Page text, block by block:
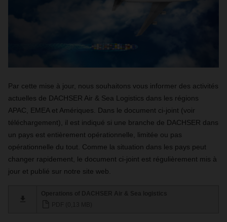
Par cette mise à jour, nous souhaitons vous informer des activités
actuelles de DACHSER Air & Sea Logistics dans les régions
APAC, EMEA et Amériques. Dans le document ci-joint (voir
téléchargement), il est indiqué si une branche de DACHSER dans
un pays est entièrement opérationnelle, limitée ou pas
opérationnelle du tout. Comme la situation dans les pays peut
changer rapidement, le document ci-joint est régulièrement mis à
jour et publié sur notre site web.